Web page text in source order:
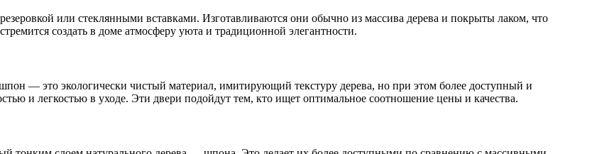
или стеклянными вставками. Изготавливаются они обычно из массива дерева и покрыты лаком, что
создать в доме атмосферу уюта и традиционной элегантности.
— это экологически чистый материал, имитирующий текстуру дерева, но при этом более доступный и
и легкостью в уходе. Эти двери подойдут тем, кто ищет оптимальное соотношение цены и качества.